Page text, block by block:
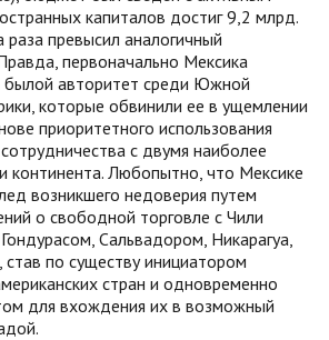
капиталов достиг 9,2 млрд.
превысил аналогичный
первоначально Мексика
былой авторитет среди Южной
которые обвинили ее в ущемлении
приоритетного использования
с двумя наиболее
континента. Любопытно, что Мексике
возникшего недоверия путем
о свободной торговле с Чили
Сальвадором, Никарагуа,
по существу инициатором
стран и одновременно
для вхождения их в возможный